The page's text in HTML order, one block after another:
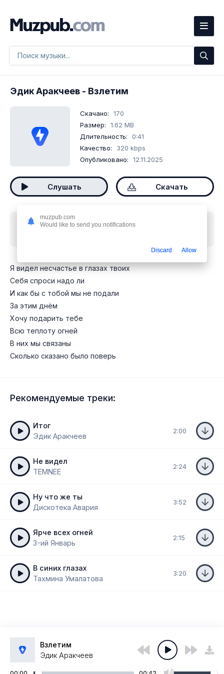
Эдик Аракчеев - Взлетим
Скачано:
170
Размер:
1.62 MB
Длительность:
0:41
Качество:
320 kbps
Опубликовано:
12.11.2025
Слушать Скачать
Скачать песню Эдик Аракчеев - Взлетим
Я видел несчастье в глазах твоих
Себя спроси надо ли
И как бы с тобой мы не подали
За этим днём
Хочу подарить тебе
Всю теплоту огней
В них мы связаны
Сколько сказано было поверь
Рекомендуемые треки:
Итог
Эдик Аракчеев
2:00
Не видел
TEMNEE
2:24
Ну что же ты
Дискотека Авария
3:52
Ярче всех огней
3-ий Январь
2:15
В синих глазах
Тахмина Умалатова
3:20
Взлетим
Эдик Аракчеев
muzpub.com
Would like to send you notifications
Discard Allow